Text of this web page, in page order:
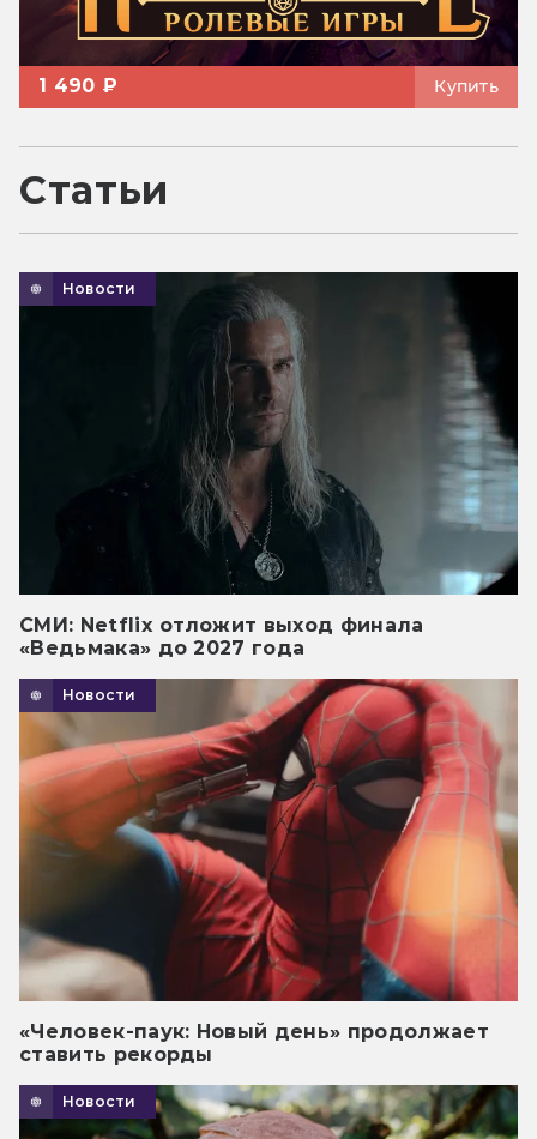
1 490 ₽ Купить
Статьи
Новости
СМИ: Netflix отложит выход финала
«Ведьмака» до 2027 года
Новости
«Человек-паук: Новый день» продолжает
ставить рекорды
Новости